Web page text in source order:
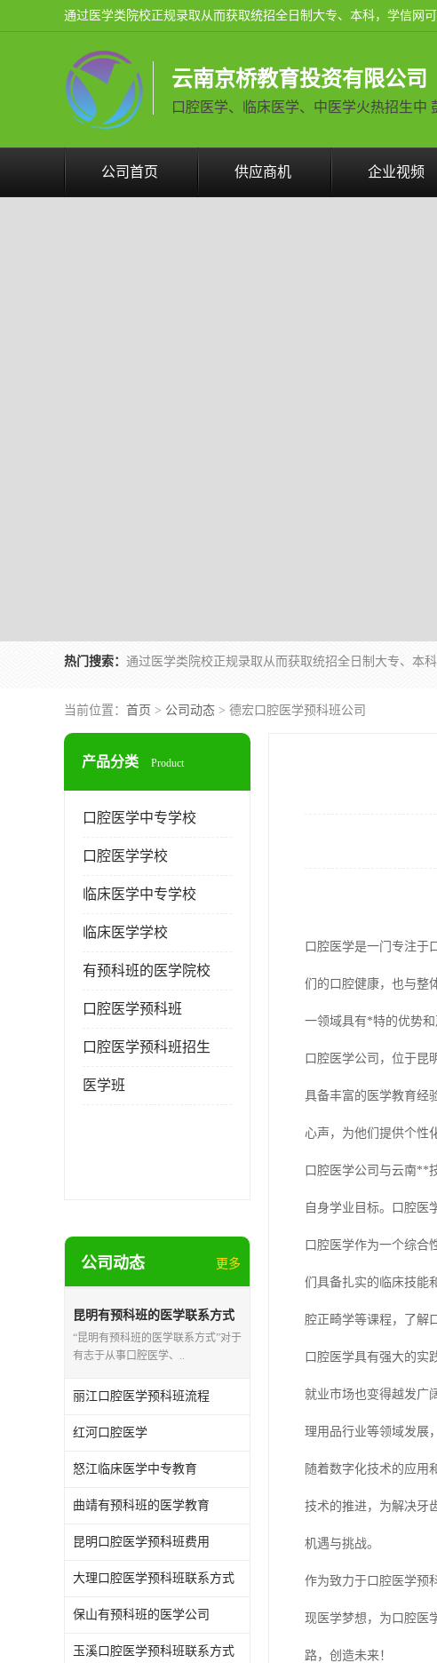
云南京桥教育投资有限公司
口腔医学、临床医学、中医学火热招生中
公司首页 供应商机 企业视频
热门搜索：
当前位置： 首页 > 公司动态 > 德宏口腔医学预科班公司
产品分类 Product
口腔医学中专学校
口腔医学学校
临床医学中专学校
临床医学学校
有预科班的医学院校
口腔医学预科班
口腔医学预科班招生
医学班
公司动态 更多
昆明有预科班的医学联系方式
“昆明有预科班的医学联系方式”对于
有志于从事口腔医学、..
丽江口腔医学预科班流程
红河口腔医学
怒江临床医学中专教育
曲靖有预科班的医学教育
昆明口腔医学预科班费用
大理口腔医学预科班联系方式
保山有预科班的医学公司
玉溪口腔医学预科班联系方式
口腔医学是一门专注于
们的口腔健康，也与整
一领域具有*特的优势和
口腔医学公司，位于昆
具备丰富的医学教育经
心声，为他们提供个性
口腔医学公司与云南**
自身学业目标。口腔医
口腔医学作为一个综合
们具备扎实的临床技能
腔正畸学等课程，了解
口腔医学具有强大的实
就业市场也变得越发广
理用品行业等领域发展
随着数字化技术的应用
技术的推进，为解决牙
机遇与挑战。
作为致力于口腔医学预
现医学梦想，为口腔医
路，创造未来！